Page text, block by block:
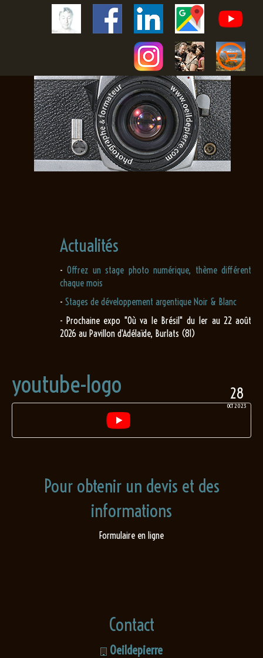
Actualités
-Offrez un stage photo numérique, thème différent
chaque mois
- Stages de développement argentique Noir & Blanc
- Prochaine expo "Où va le Brésil" du 1er au 22 août
2026 au Pavillon d'Adélaïde, Burlats (81)
28
OCT 2023
youtube-logo
Pour obtenir un devis et des
informations
Formulaire en ligne
Contact
Oeildepierre